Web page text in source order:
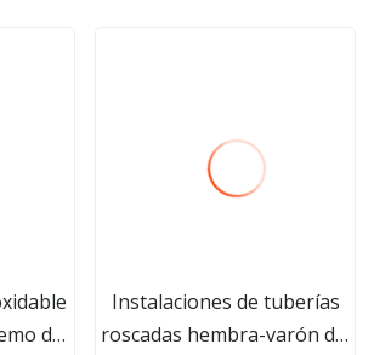
del
Instalaciones de tuberías
roscadas hembra-varón del